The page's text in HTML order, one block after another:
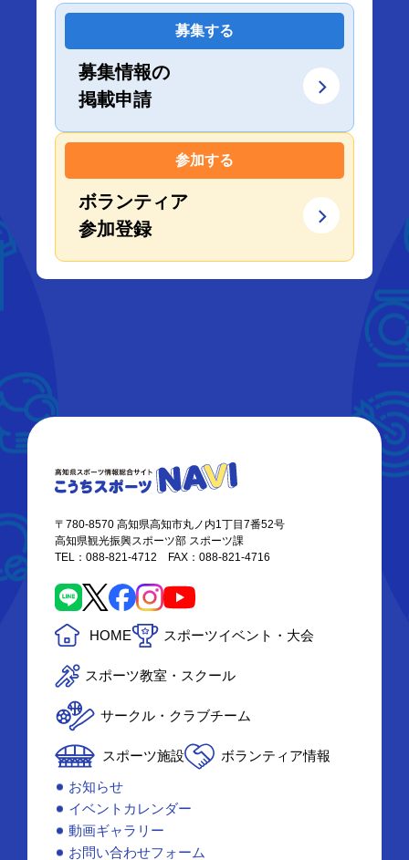
募集する
募集情報の
掲載申請
参加する
ボランティア
参加登録
〒780-8570 高知県高知市丸ノ内1丁目7番52号
高知県観光振興スポーツ部 スポーツ課
TEL：088-821-4712 FAX：088-821-4716
HOME スポーツイベント・大会
スポーツ教室・スクール
サークル・クラブチーム
スポーツ施設
ボランティア情報
お知らせ
イベントカレンダー
動画ギャラリー
お問い合わせフォーム